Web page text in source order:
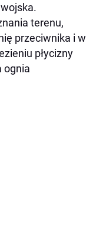
terenu,
przeciwnika i w
płycizny
ognia